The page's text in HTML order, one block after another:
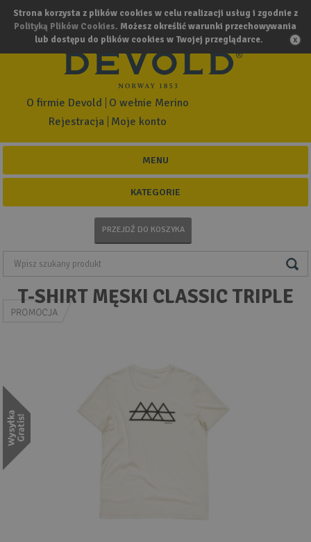
Strona korzysta z plików cookies w celu realizacji usług i zgodnie z
Polityką Plików Cookies. Możesz określić warunki przechowywania
lub dostępu do plików cookies w Twojej przeglądarce.
Rejestracja Moje konto
O firmie Devold O wełnie Merino
MENU
KATEGORIE
PRZEJDŹ DO KOSZYKA
T-SHIRT MĘSKI CLASSIC TRIPLE